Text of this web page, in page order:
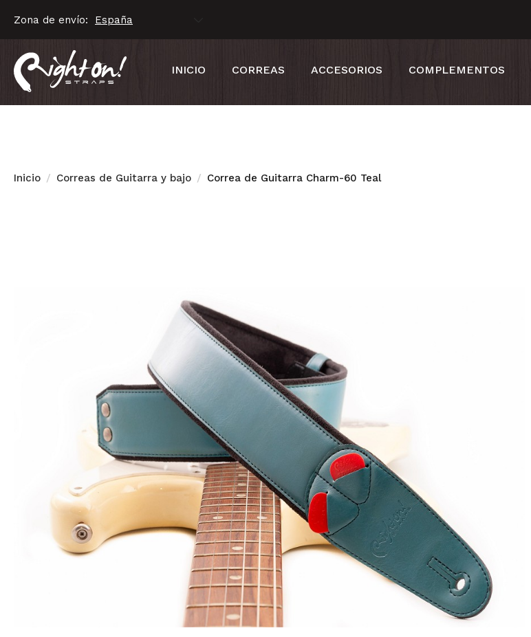
Zona de envío:
INICIO CORREAS ACCESORIOS COMPLEMENTOS
Inicio Correas de Guitarra y bajo Correa de Guitarra Charm-60 Teal